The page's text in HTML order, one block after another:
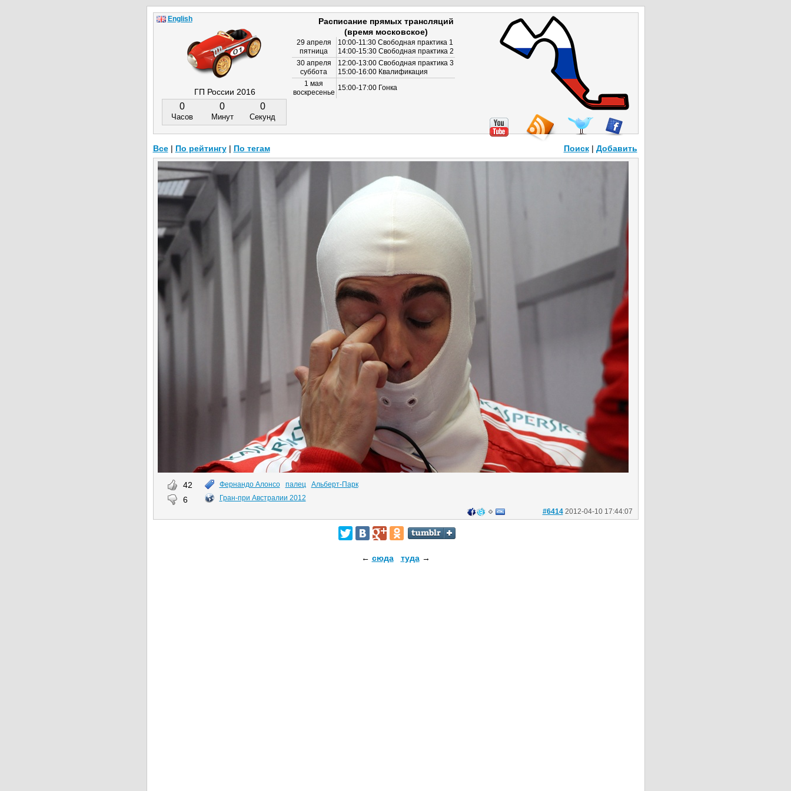
42
6
Фернандо Алонсо палец
Альберт-Парк
Гран-при Австралии 2012
#6414 2012-04-10 17:44:07
← сюда туда→
ГП России 2016
0
Часов
0
Минут
0
Секунд
Расписание прямых трансляций
(время московское)
29 апреля
пятница
10:00-11:30 Свободная практика 1
14:00-15:30 Свободная практика 2
30 апреля
суббота
12:00-13:00 Свободная практика 3
15:00-16:00 Квалификация
1 мая
воскресенье
15:00-17:00 Гонка
English
Все| По рейтингу| По тегам Добавить
Поиск|